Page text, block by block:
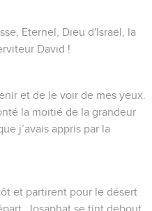
Eternel, Dieu d'Israël, la
David !
et de le voir de mes yeux.
la moitié de la grandeur
j’avais appris par la
et partirent pour le désert